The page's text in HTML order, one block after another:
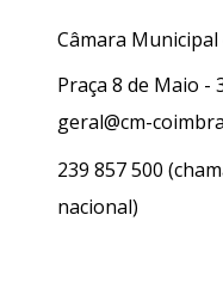
Câmara
Praça 8 de Maio -
geral@cm-
239 857 500
nacional)